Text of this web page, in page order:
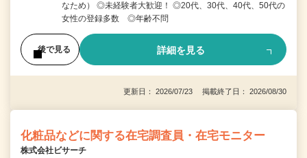
なため） ◎未経験者大歓迎！ ◎20代、30代、40代、50代の
女性の登録多数 ◎年齢不問
後で見る 詳細を見る
更新日： 2026/07/23 掲載終了日： 2026/08/30
化粧品などに関する在宅調査員・在宅モニター
株式会社ビサーチ